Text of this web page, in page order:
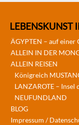
LEBENSKUNST
ÄGYPTEN – auf einer
ALLEIN IN DER
ALLEIN REISEN
Königreich
LANZAROTE – Insel
NEUFUNDLAND
BLOG
Impressum /